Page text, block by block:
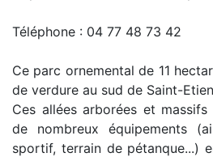
Téléphone : 04 77 48 73 42
Ce parc ornemental de 11
de verdure au sud de Saint-
Ces allées arborées et
de nombreux équipements
sportif, terrain de pétanque...)